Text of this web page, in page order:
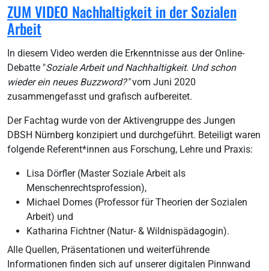
ZUM VIDEO Nachhaltigkeit in der Sozialen
Arbeit
In diesem Video werden die Erkenntnisse aus der Online-
Debatte "Soziale Arbeit und Nachhaltigkeit. Und schon
wieder ein neues Buzzword?"vom Juni 2020
zusammengefasst und grafisch aufbereitet.
Der Fachtag wurde von der Aktivengruppe des Jungen
DBSH Nürnberg konzipiert und durchgeführt. Beteiligt waren
folgende Referent*innen aus Forschung, Lehre und Praxis:
Lisa Dörfler (Master Soziale Arbeit als
Menschenrechtsprofession),
Michael Domes (Professor für Theorien der Sozialen
Arbeit) und
Katharina Fichtner (Natur- & Wildnispädagogin).
Alle Quellen, Präsentationen und weiterführende
Informationen finden sich auf unserer digitalen Pinnwand